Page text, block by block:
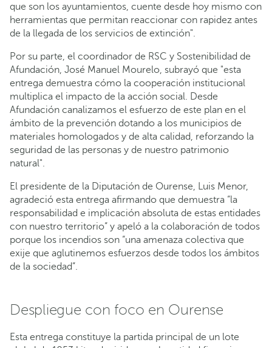
que son los ayuntamientos, cuente desde hoy mismo con
herramientas que permitan reaccionar con rapidez antes
de la llegada de los servicios de extinción".
Por su parte, el coordinador de RSC y Sostenibilidad de
Afundación, José Manuel Mourelo, subrayó que "esta
entrega demuestra cómo la cooperación institucional
multiplica el impacto de la acción social. Desde
Afundación canalizamos el esfuerzo de este plan en el
ámbito de la prevención dotando a los municipios de
materiales homologados y de alta calidad, reforzando la
seguridad de las personas y de nuestro patrimonio
natural".
El presidente de la Diputación de Ourense, Luis Menor,
agradeció esta entrega afirmando que demuestra “la
responsabilidad e implicación absoluta de estas entidades
con nuestro territorio” y apeló a la colaboración de todos
porque los incendios son “una amenaza colectiva que
exije que aglutinemos esfuerzos desde todos los ámbitos
de la sociedad”.
Despliegue con foco en Ourense
Esta entrega constituye la partida principal de un lote